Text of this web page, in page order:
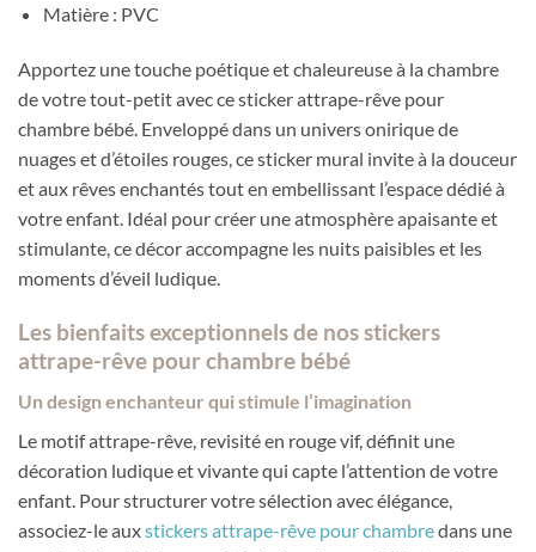
Matière : PVC
Apportez une touche poétique et chaleureuse à la chambre
de votre tout-petit avec ce sticker attrape-rêve pour
chambre bébé. Enveloppé dans un univers onirique de
nuages et d’étoiles rouges, ce sticker mural invite à la douceur
et aux rêves enchantés tout en embellissant l’espace dédié à
votre enfant. Idéal pour créer une atmosphère apaisante et
stimulante, ce décor accompagne les nuits paisibles et les
moments d’éveil ludique.
Les bienfaits exceptionnels de nos stickers
attrape-rêve pour chambre bébé
Un design enchanteur qui stimule l’imagination
Le motif attrape-rêve, revisité en rouge vif, définit une
décoration ludique et vivante qui capte l’attention de votre
enfant. Pour structurer votre sélection avec élégance,
associez-le auxstickers attrape-rêve pour chambredans une